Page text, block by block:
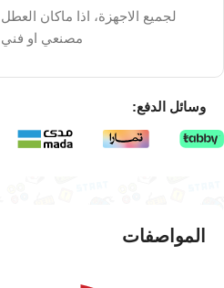
لجميع الاجهزة، اذا ماكان العطل
مصنعي او فني
وسائل الدفع:
المواصفات